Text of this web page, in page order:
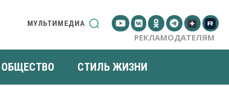
МУЛЬТИМЕДИА
РЕКЛАМОДАТЕЛЯМ
ОБЩЕСТВО СТИЛЬ ЖИЗНИ